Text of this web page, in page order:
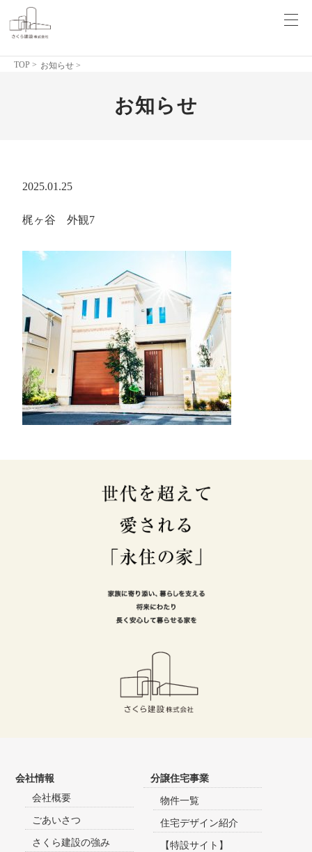
TOP > お知らせ >
お知らせ
2025.01.25
梶ヶ谷 外観7
会社情報
会社概要
ごあいさつ
さくら建設の強み
分譲住宅事業
物件一覧
住宅デザイン紹介
【特設サイト】